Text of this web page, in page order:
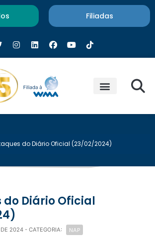
Filiadas
do Diário Oficial (23/02/2024)
DE 2024 - CATEGORIA: NAP